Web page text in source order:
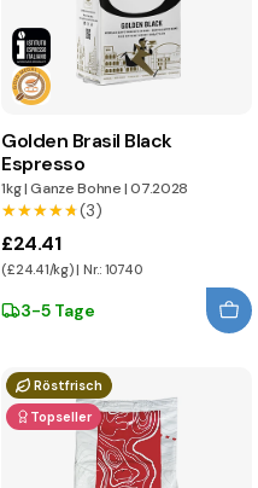
Golden Brasil Black
Espresso
1kg|Ganze Bohne|07.2028
★★★★★
★★★★★(3)
£24.41
(£24.41/kg) | Nr.: 10740
3-5 Tage
Röstfrisch
Topseller